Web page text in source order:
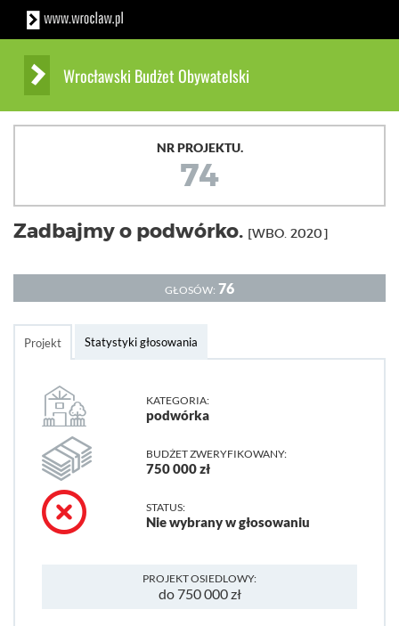
Wrocławski Budżet Obywatelski
NR PROJEKTU.
74
Zadbajmy o podwórko. [WBO. 2020]
GŁOSÓW: 76
Projekt Statystyki głosowania
KATEGORIA:
podwórka
BUDŻET ZWERYFIKOWANY:
750 000 zł
STATUS:
Nie wybrany w głosowaniu
PROJEKT OSIEDLOWY:
do 750 000 zł